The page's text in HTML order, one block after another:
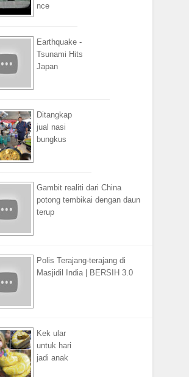
nce
Earthquake -
Tsunami Hits
Japan
Ditangkap
jual nasi
bungkus
Gambit realiti dari China
potong tembikai dengan daun
terup
Polis Terajang-terajang di
Masjidil India | BERSIH 3.0
Kek ular
untuk hari
jadi anak